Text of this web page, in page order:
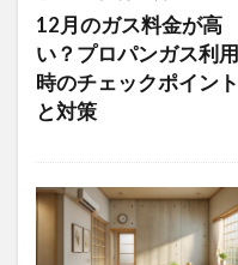
12月のガス料金が高
い？プロパンガス利用
時のチェックポイント
と対策